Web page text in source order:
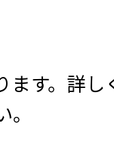
す。詳し